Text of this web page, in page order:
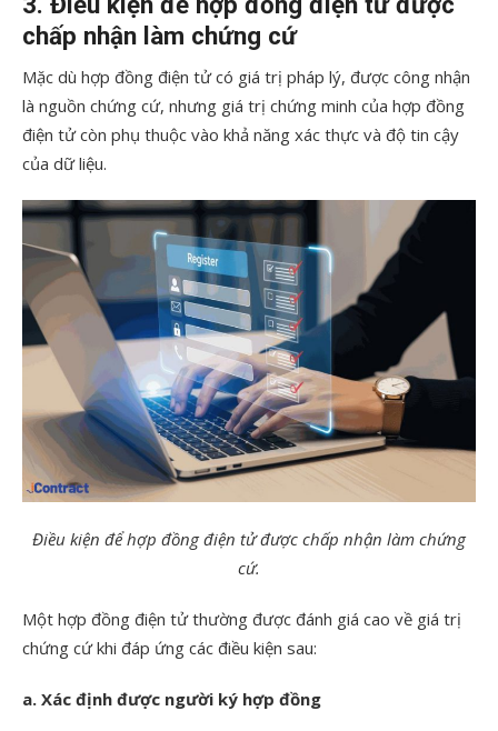
chấp nhận làm chứng cứ
Mặc dù hợp đồng điện tử có giá trị pháp lý, được công nhận
là nguồn chứng cứ, nhưng giá trị chứng minh của hợp đồng
điện tử còn phụ thuộc vào khả năng xác thực và độ tin cậy
của dữ liệu.
Điều kiện để hợp đồng điện tử được chấp nhận làm chứng
cứ.
Một hợp đồng điện tử thường được đánh giá cao về giá trị
chứng cứ khi đáp ứng các điều kiện sau:
a. Xác định được người ký hợp đồng